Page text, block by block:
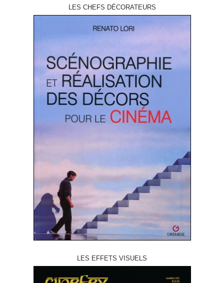
LES CHEFS DÉCORATEURS
LES EFFETS VISUELS